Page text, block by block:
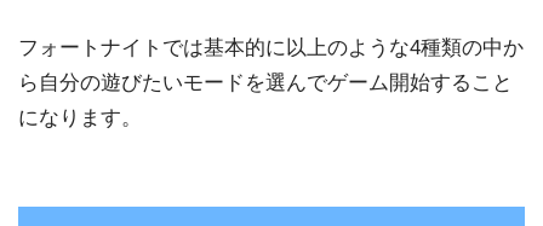
フォートナイトでは基本的に以上のような4種類の中か
ら自分の遊びたいモードを選んでゲーム開始すること
になります。